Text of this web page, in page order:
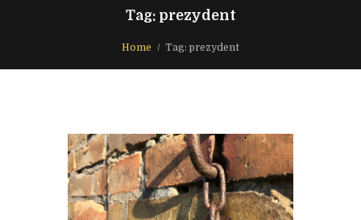
Tag: prezydent
Home Tag: prezydent